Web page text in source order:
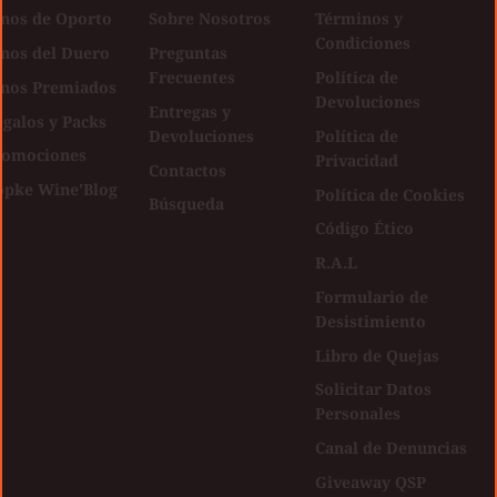
de Oporto
del Duero
Premiados
y Packs
Wine'Blog
Sobre Nosotros
Preguntas
Frecuentes
Entregas y
Devoluciones
Contactos
Búsqueda
Términos y
Condiciones
Política de
Devoluciones
Política de
Privacidad
Política de Cookies
Código Ético
R.A.L
Formulario de
Desistimiento
Libro de Quejas
Solicitar Datos
Personales
Canal de Denuncias
Giveaway QSP